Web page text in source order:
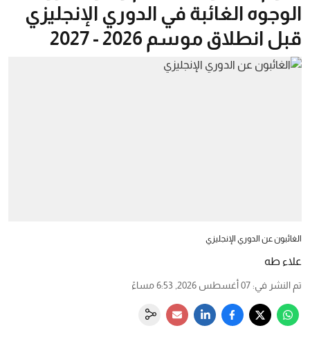
الوجوه الغائبة في الدوري الإنجليزي
قبل انطلاق موسم 2026 - 2027
الغائبون عن الدوري الإنجليزي
علاء طه
تم النشر في: 07 أغسطس 2026, 6:53 مساءً